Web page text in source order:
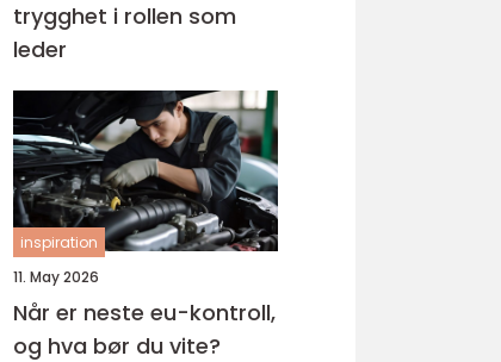
trygghet i rollen som
leder
inspiration
11. May 2026
Når er neste eu-kontroll,
og hva bør du vite?